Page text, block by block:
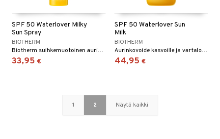
SPF 50 Waterlover Milky
Sun Spray
BIOTHERM
Biotherm suihkemuotoinen aurinkovoide kasvoille ja vartalolle suojakertoimella SPF50
33,95 €
SPF 50 Waterlover Sun
Milk
BIOTHERM
Aurinkovoide kasvoille ja vartalolle.
44,95 €
1 2 Näytä kaikki